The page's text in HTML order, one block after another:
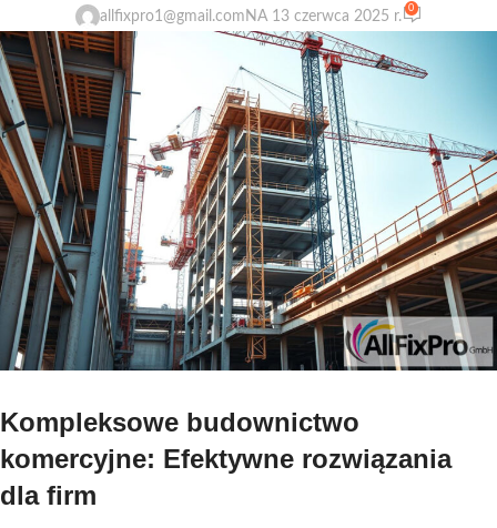
allfixpro1@gmail.com NA 13 czerwca 2025 r.
0
Kompleksowe budownictwo
komercyjne: Efektywne rozwiązania
dla firm